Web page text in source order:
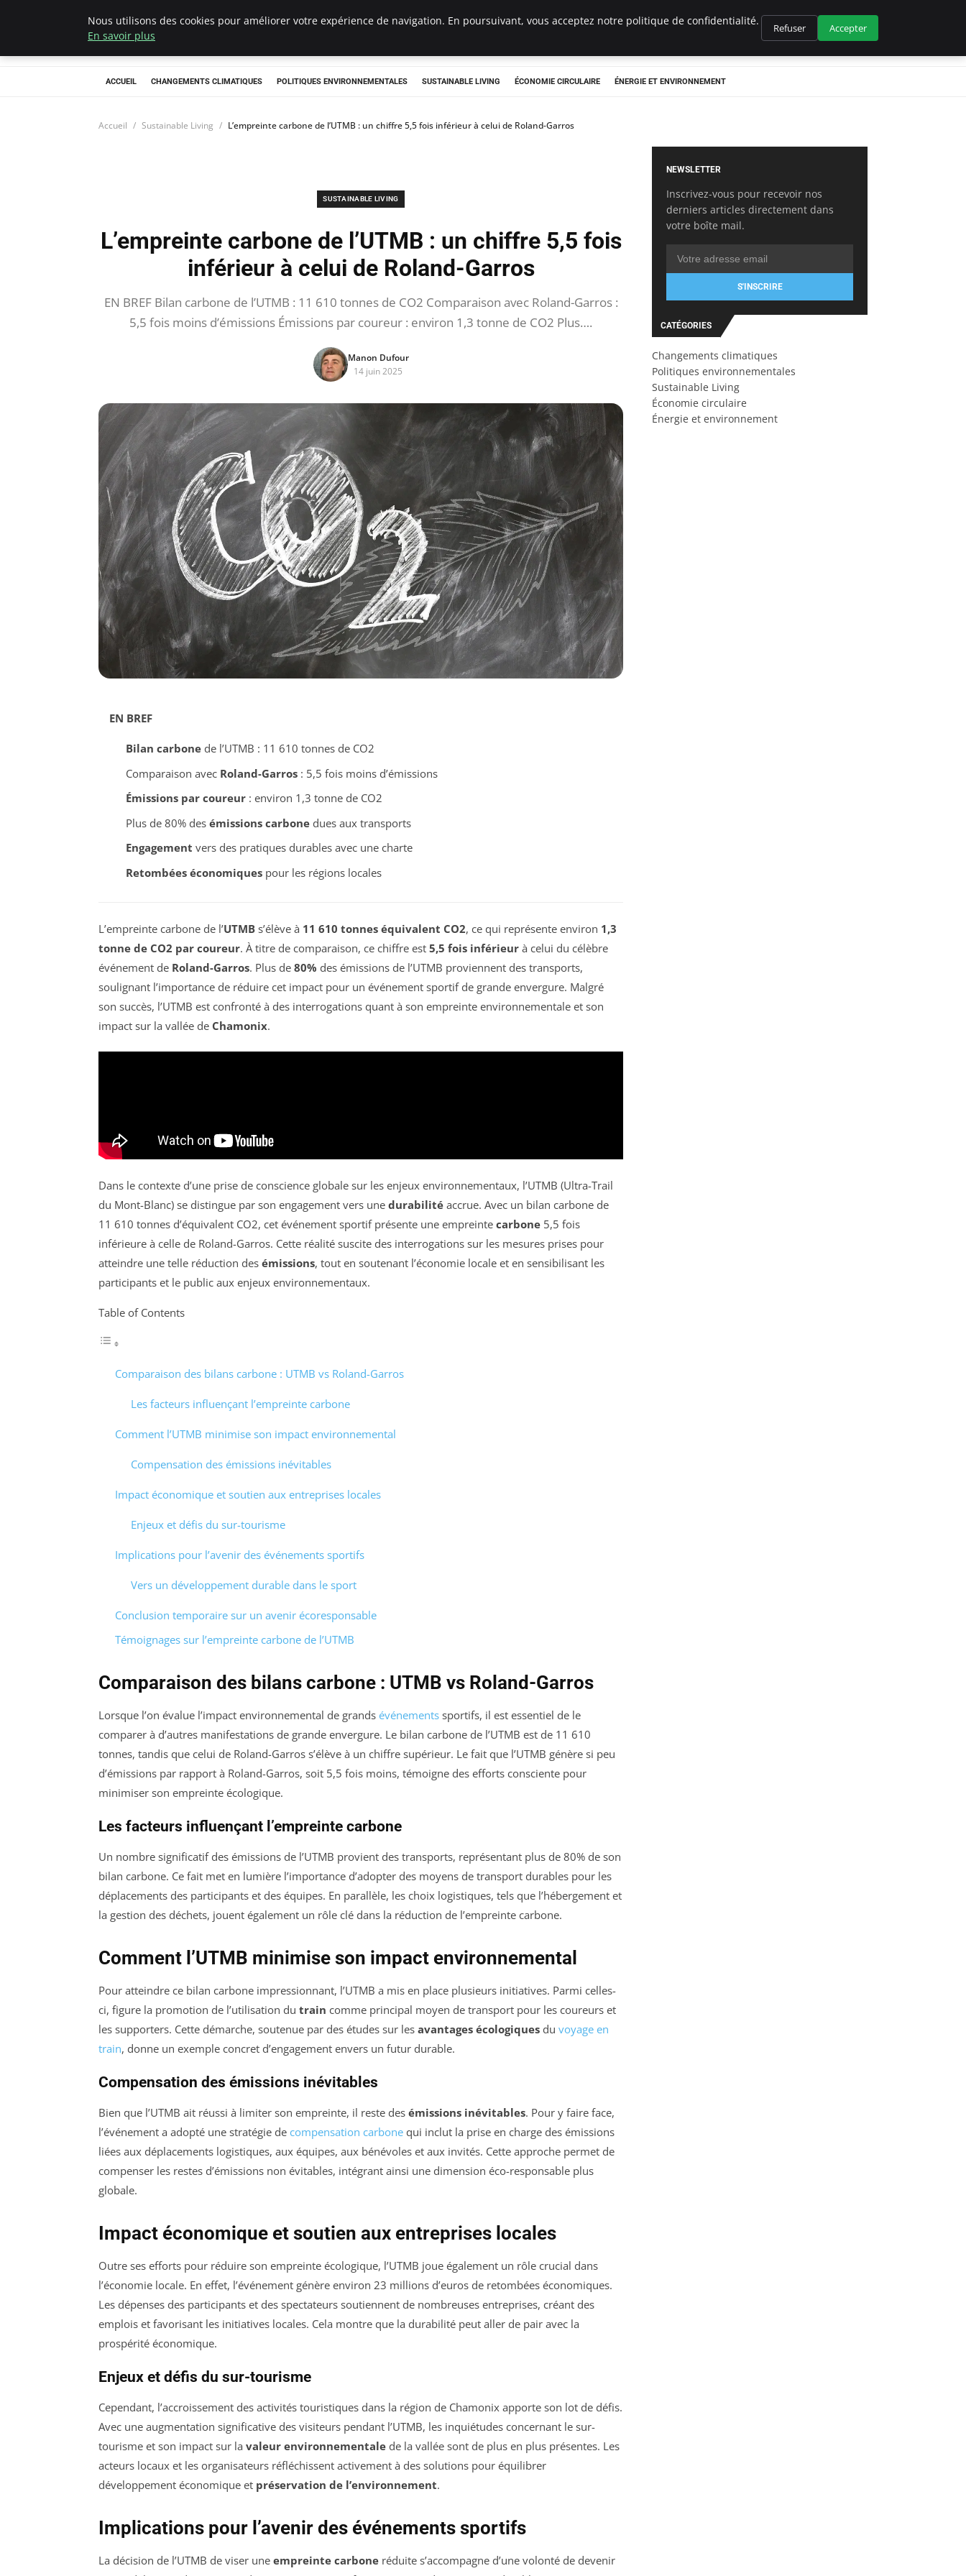
Climategatecountryclub.com
ACCUEIL CHANGEMENTS CLIMATIQUES POLITIQUES ENVIRONNEMENTALES SUSTAINABLE LIVING ÉCONOMIE CIRCULAIRE ÉNERGIE ET ENVIRONNEMENT
Accueil Sustainable Living L’empreinte carbone de l’UTMB : un chiffre 5,5 fois inférieur à celui de Roland-Garros
SUSTAINABLE LIVING
L’empreinte carbone de l’UTMB : un chiffre 5,5 fois
inférieur à celui de Roland-Garros
EN BREF Bilan carbone de l’UTMB : 11 610 tonnes de CO2 Comparaison avec Roland-Garros :
5,5 fois moins d’émissions Émissions par coureur : environ 1,3 tonne de CO2 Plus….
Manon Dufour
14 juin 2025
EN BREF
Bilan carbonede l’UTMB : 11 610 tonnes de CO2
Comparaison avec Roland-Garros: 5,5 fois moins d’émissions
Émissions par coureur: environ 1,3 tonne de CO2
Plus de 80% des émissions carbonedues aux transports
Engagement vers des pratiques durables avec une charte
Retombées économiquespour les régions locales
L’empreinte carbone de l’UTMB s’élève à 11 610 tonnes équivalent CO2, ce qui représente environ 1,3
tonne de CO2 par coureur. À titre de comparaison, ce chiffre est 5,5 fois inférieur à celui du célèbre
événement de Roland-Garros. Plus de 80% des émissions de l’UTMB proviennent des transports,
soulignant l’importance de réduire cet impact pour un événement sportif de grande envergure. Malgré
son succès, l’UTMB est confronté à des interrogations quant à son empreinte environnementale et son
impact sur la vallée de Chamonix.
Dans le contexte d’une prise de conscience globale sur les enjeux environnementaux, l’UTMB (Ultra-Trail
du Mont-Blanc) se distingue par son engagement vers une durabilité accrue. Avec un bilan carbone de
11 610 tonnes d’équivalent CO2, cet événement sportif présente une empreinte carbone 5,5 fois
inférieure à celle de Roland-Garros. Cette réalité suscite des interrogations sur les mesures prises pour
atteindre une telle réduction des émissions, tout en soutenant l’économie locale et en sensibilisant les
participants et le public aux enjeux environnementaux.
Table of Contents
Comparaison des bilans carbone : UTMB vs Roland-Garros
Les facteurs influençant l’empreinte carbone
Comment l’UTMB minimise son impact environnemental
Compensation des émissions inévitables
Impact économique et soutien aux entreprises locales
Enjeux et défis du sur-tourisme
Implications pour l’avenir des événements sportifs
Vers un développement durable dans le sport
Conclusion temporaire sur un avenir écoresponsable
Témoignages sur l’empreinte carbone de l’UTMB
Comparaison des bilans carbone : UTMB vs Roland-Garros
Lorsque l’on évalue l’impact environnemental de grands événements sportifs, il est essentiel de le
comparer à d’autres manifestations de grande envergure. Le bilan carbone de l’UTMB est de 11 610
tonnes, tandis que celui de Roland-Garros s’élève à un chiffre supérieur. Le fait que l’UTMB génère si peu
d’émissions par rapport à Roland-Garros, soit 5,5 fois moins, témoigne des efforts consciente pour
minimiser son empreinte écologique.
Les facteurs influençant l’empreinte carbone
Un nombre significatif des émissions de l’UTMB provient des transports, représentant plus de 80% de son
bilan carbone. Ce fait met en lumière l’importance d’adopter des moyens de transport durables pour les
déplacements des participants et des équipes. En parallèle, les choix logistiques, tels que l’hébergement et
la gestion des déchets, jouent également un rôle clé dans la réduction de l’empreinte carbone.
Comment l’UTMB minimise son impact environnemental
Pour atteindre ce bilan carbone impressionnant, l’UTMB a mis en place plusieurs initiatives. Parmi celles-
ci, figure la promotion de l’utilisation du train comme principal moyen de transport pour les coureurs et
les supporters. Cette démarche, soutenue par des études sur les avantages écologiques du voyage en
train, donne un exemple concret d’engagement envers un futur durable.
Compensation des émissions inévitables
Bien que l’UTMB ait réussi à limiter son empreinte, il reste des émissions inévitables. Pour y faire face,
l’événement a adopté une stratégie de compensation carbone qui inclut la prise en charge des émissions
liées aux déplacements logistiques, aux équipes, aux bénévoles et aux invités. Cette approche permet de
compenser les restes d’émissions non évitables, intégrant ainsi une dimension éco-responsable plus
globale.
Impact économique et soutien aux entreprises locales
Outre ses efforts pour réduire son empreinte écologique, l’UTMB joue également un rôle crucial dans
l’économie locale. En effet, l’événement génère environ 23 millions d’euros de retombées économiques.
Les dépenses des participants et des spectateurs soutiennent de nombreuses entreprises, créant des
emplois et favorisant les initiatives locales. Cela montre que la durabilité peut aller de pair avec la
prospérité économique.
Enjeux et défis du sur-tourisme
Cependant, l’accroissement des activités touristiques dans la région de Chamonix apporte son lot de défis.
Avec une augmentation significative des visiteurs pendant l’UTMB, les inquiétudes concernant le sur-
tourisme et son impact sur la valeur environnementale de la vallée sont de plus en plus présentes. Les
acteurs locaux et les organisateurs réfléchissent activement à des solutions pour équilibrer
développement économique et préservation de l’environnement.
Implications pour l’avenir des événements sportifs
La décision de l’UTMB de viser une empreinte carbone réduite s’accompagne d’une volonté de devenir
NEWSLETTER
Inscrivez-vous pour recevoir nos
derniers articles directement dans
votre boîte mail.
S'INSCRIRE
CATÉGORIES
Changements climatiques
Politiques environnementales
Sustainable Living
Économie circulaire
Énergie et environnement
Nous utilisons des cookies pour améliorer votre expérience de navigation. En poursuivant, vous acceptez notre politique de confidentialité.
En savoir plus
Refuser Accepter